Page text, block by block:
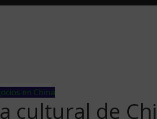
en China
cultural de